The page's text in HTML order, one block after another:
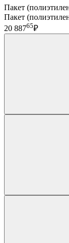
Пакет
Пакет
20 88765₽